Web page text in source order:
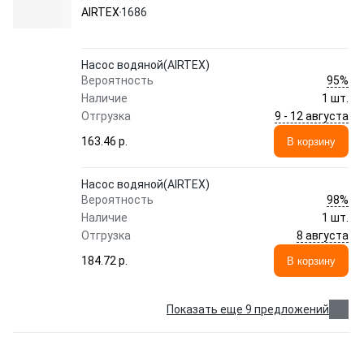
AIRTEX 1686
Насос водяной(AIRTEX)
Вероятность
95%
Наличие
1 шт.
Отгрузка
9 - 12 августа
163.46 p.
В корзину
Насос водяной(AIRTEX)
Вероятность
98%
Наличие
1 шт.
Отгрузка
8 августа
184.72 p.
В корзину
Показать еще 9 предложений